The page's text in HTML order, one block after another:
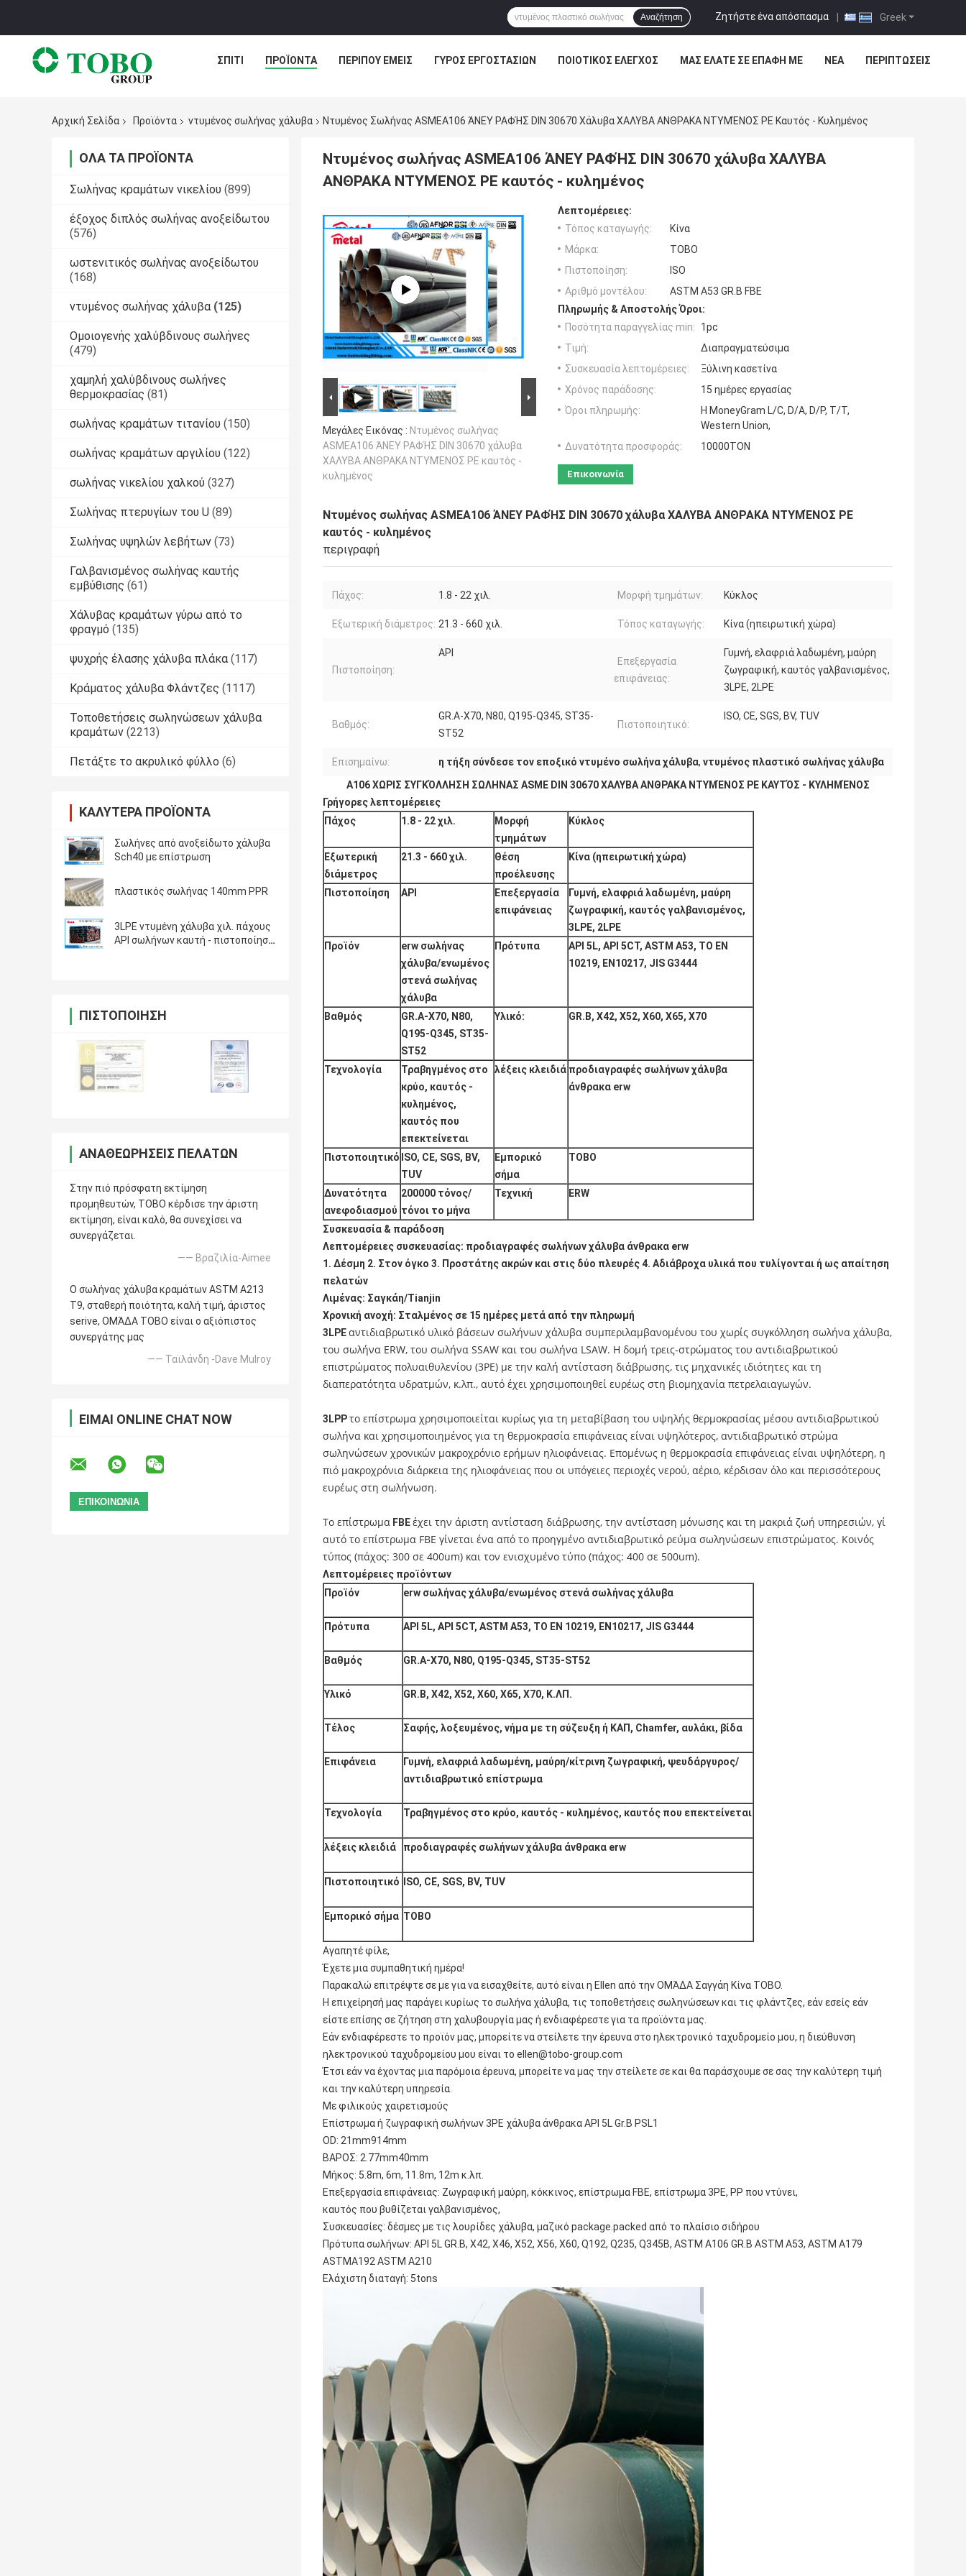
Greek
Ζητήστε ένα απόσπασμα |
Αναζήτηση
ΣΠΊΤΙ ΠΡΟΪΌΝΤΑ ΠΕΡΊΠΟΥ ΕΜΕΊΣ ΓΎΡΟΣ ΕΡΓΟΣΤΑΣΊΩΝ ΠΟΙΟΤΙΚΌΣ ΈΛΕΓΧΟΣ ΜΑΣ ΕΛΆΤΕ ΣΕ ΕΠΑΦΉ ΜΕ ΝΈΑ ΠΕΡΙΠΤΏΣΕΙΣ
Αρχική Σελίδα Προϊόντα ντυμένος σωλήνας χάλυβα Ντυμένος Σωλήνας ASMEA106 ΆΝΕΥ ΡΑΦΉΣ DIN 30670 Χάλυβα ΧΑΛΥΒΑ ΑΝΘΡΑΚΑ ΝΤΥΜΈΝΟΣ PE Καυτός - Κυλημένος
ΌΛΑ ΤΑ ΠΡΟΪΌΝΤΑ
Σωλήνας κραμάτων νικελίου (899)
έξοχος διπλός σωλήνας ανοξείδωτου
(576)
ωστενιτικός σωλήνας ανοξείδωτου
(168)
ντυμένος σωλήνας χάλυβα (125)
Ομοιογενής χαλύβδινους σωλήνες
(479)
χαμηλή χαλύβδινους σωλήνες
θερμοκρασίας (81)
σωλήνας κραμάτων τιτανίου (150)
σωλήνας κραμάτων αργιλίου (122)
σωλήνας νικελίου χαλκού (327)
Σωλήνας πτερυγίων του U (89)
Σωλήνας υψηλών λεβήτων (73)
Γαλβανισμένος σωλήνας καυτής
εμβύθισης (61)
Χάλυβας κραμάτων γύρω από το
φραγμό (135)
ψυχρής έλασης χάλυβα πλάκα (117)
Κράματος χάλυβα Φλάντζες (1117)
Τοποθετήσεις σωληνώσεων χάλυβα
κραμάτων (2213)
Πετάξτε το ακρυλικό φύλλο (6)
ΚΑΛΎΤΕΡΑ ΠΡΟΪΌΝΤΑ
Σωλήνες από ανοξείδωτο χάλυβα
Sch40 με επίστρωση
πλαστικός σωλήνας 140mm PPR
3LPE ντυμένη χάλυβα χιλ. πάχους
API σωλήνων καυτή - πιστοποίηση
ΠΙΣΤΟΠΟΊΗΣΗ
ΑΝΑΘΕΩΡΉΣΕΙΣ ΠΕΛΑΤΏΝ
Στην πιό πρόσφατη εκτίμηση
προμηθευτών, TOBO κέρδισε την άριστη
εκτίμηση, είναι καλό, θα συνεχίσει να
συνεργάζεται.
—— Βραζιλία-Aimee
Ο σωλήνας χάλυβα κραμάτων ASTM A213
T9, σταθερή ποιότητα, καλή τιμή, άριστος
serive, ΟΜΆΔΑ TOBO είναι ο αξιόπιστος
συνεργάτης μας
—— Ταϊλάνδη -Dave Mulroy
ΕΊΜΑΙ ONLINE CHAT NOW
Ντυμένος σωλήνας ASMEA106 ΆΝΕΥ ΡΑΦΉΣ DIN 30670 χάλυβα ΧΑΛΥΒΑ
ΑΝΘΡΑΚΑ ΝΤΥΜΈΝΟΣ PE καυτός - κυλημένος
Μεγάλες Εικόνας : Ντυμένος σωλήνας
ASMEA106 ΆΝΕΥ ΡΑΦΉΣ DIN 30670 χάλυβα
ΧΑΛΥΒΑ ΑΝΘΡΑΚΑ ΝΤΥΜΈΝΟΣ PE καυτός -
κυλημένος
Λεπτομέρειες:
Τόπος καταγωγής:
Κίνα
Μάρκα:
TOBO
Πιστοποίηση:
ISO
Αριθμό μοντέλου:
ASTM A53 GR.B FBE
Πληρωμής & Αποστολής Όροι:
Ποσότητα παραγγελίας min:
1pc
Τιμή:
Διαπραγματεύσιμα
Συσκευασία λεπτομέρειες:
Ξύλινη κασετίνα
Χρόνος παράδοσης:
15 ημέρες εργασίας
Όροι πληρωμής:
Η MoneyGram L/C, D/A, D/P, T/T,
Western Union,
Δυνατότητα προσφοράς:
10000TON
Επικοινωνία
Ντυμένος σωλήνας ASMEA106 ΆΝΕΥ ΡΑΦΉΣ DIN 30670 χάλυβα ΧΑΛΥΒΑ ΑΝΘΡΑΚΑ ΝΤΥΜΈΝΟΣ PE
καυτός - κυλημένος
περιγραφή
Πάχος: 1.8 - 22 χιλ. Μορφή τμημάτων: Κύκλος
Εξωτερική διάμετρος: 21.3 - 660 χιλ. Τόπος καταγωγής: Κίνα (ηπειρωτική χώρα)
Πιστοποίηση:
API
Επεξεργασία
επιφάνειας:
Γυμνή, ελαφριά λαδωμένη, μαύρη
ζωγραφική, καυτός γαλβανισμένος,
3LPE, 2LPE
Βαθμός:
GR.A-X70, N80, Q195-Q345, ST35-
ST52
Πιστοποιητικό:
ISO, CE, SGS, BV, TUV
Επισημαίνω: η τήξη σύνδεσε τον εποξικό ντυμένο σωλήνα χάλυβα, ντυμένος πλαστικό σωλήνας χάλυβα
A106 ΧΩΡΙΣ ΣΥΓΚΌΛΛΗΣΗ ΣΩΛΗΝΑΣ ASME DIN 30670 ΧΑΛΥΒΑ ΑΝΘΡΑΚΑ ΝΤΥΜΈΝΟΣ PE ΚΑΥΤΌΣ - ΚΥΛΗΜΈΝΟΣ
Γρήγορες λεπτομέρειες
Πάχος
1.8 - 22 χιλ.
Μορφή
τμημάτων
Κύκλος
Εξωτερική
διάμετρος
21.3 - 660 χιλ.
Θέση
προέλευσης
Κίνα (ηπειρωτική χώρα)
Πιστοποίηση API
Επεξεργασία
επιφάνειας
Γυμνή, ελαφριά λαδωμένη, μαύρη
ζωγραφική, καυτός γαλβανισμένος,
3LPE, 2LPE
Προϊόν
erw σωλήνας
χάλυβα/ενωμένος
στενά σωλήνας
χάλυβα
Πρότυπα
API 5L, API 5CT, ASTM A53, ΤΟ EN
10219, EN10217, JIS G3444
Βαθμός
GR.A-X70, N80,
Q195-Q345, ST35-
ST52
Υλικό: GR.B, X42, X52, X60, X65, X70
Τεχνολογία
Τραβηγμένος στο
κρύο, καυτός -
κυλημένος,
καυτός που
επεκτείνεται
λέξεις κλειδιά προδιαγραφές σωλήνων χάλυβα
άνθρακα erw
Πιστοποιητικό ISO, CE, SGS, BV,
TUV
Εμπορικό
σήμα
TOBO
Δυνατότητα
ανεφοδιασμού
200000 τόνος/
τόνοι το μήνα
Τεχνική ERW
Συσκευασία & παράδοση
Λεπτομέρειες συσκευασίας: προδιαγραφές σωλήνων χάλυβα άνθρακα erw
1. Δέσμη 2. Στον όγκο 3. Προστάτης ακρών και στις δύο πλευρές 4. Αδιάβροχα υλικά που τυλίγονται ή ως απαίτηση
πελατών
Λιμένας: Σαγκάη/Tianjin
Χρονική ανοχή: Σταλμένος σε 15 ημέρες μετά από την πληρωμή
3LPEαντιδιαβρωτικό υλικό βάσεων σωλήνων χάλυβα συμπεριλαμβανομένου του χωρίς συγκόλληση σωλήνα χάλυβα,
του σωλήνα ERW, του σωλήνα SSAW και του σωλήνα LSAW. Η δομή τρεις-στρώματος του αντιδιαβρωτικού
επιστρώματος πολυαιθυλενίου (3PE) με την καλή αντίσταση διάβρωσης, τις μηχανικές ιδιότητες και τη
διαπερατότητα υδρατμών, κ.λπ., αυτό έχει χρησιμοποιηθεί ευρέως στη βιομηχανία πετρελαιαγωγών.
3LPPτο επίστρωμα χρησιμοποιείται κυρίως για τη μεταβίβαση του υψηλής θερμοκρασίας μέσου αντιδιαβρωτικού
σωλήνα και χρησιμοποιημένος για τη θερμοκρασία επιφάνειας είναι υψηλότερος, αντιδιαβρωτικό στρώμα
σωληνώσεων χρονικών μακροχρόνιο ερήμων ηλιοφάνειας. Επομένως η θερμοκρασία επιφάνειας είναι υψηλότερη, η
πιό μακροχρόνια διάρκεια της ηλιοφάνειας που οι υπόγειες περιοχές νερού, αέριο, κέρδισαν όλο και περισσότερους
ευρέως στη σωλήνωση.
Το επίστρωμα FBEέχει την άριστη αντίσταση διάβρωσης, την αντίσταση μόνωσης και τη μακριά ζωή υπηρεσιών, γί
αυτό το επίστρωμα FBE γίνεται ένα από το προηγμένο αντιδιαβρωτικό ρεύμα σωληνώσεων επιστρώματος. Κοινός
τύπος (πάχος: 300 σε 400um) και τον ενισχυμένο τύπο (πάχος: 400 σε 500um).
Λεπτομέρειες προϊόντων
Προϊόν
erw σωλήνας χάλυβα/ενωμένος στενά σωλήνας χάλυβα
Πρότυπα API 5L, API 5CT, ASTM A53, ΤΟ EN 10219, EN10217, JIS G3444
Βαθμός GR.A-X70, N80, Q195-Q345, ST35-ST52
Υλικό GR.B, X42, X52, X60, X65, X70, Κ.ΛΠ.
Τέλος Σαφής, λοξευμένος, νήμα με τη σύζευξη ή ΚΑΠ, Chamfer, αυλάκι, βίδα
Επιφάνεια
Γυμνή, ελαφριά λαδωμένη, μαύρη/κίτρινη ζωγραφική, ψευδάργυρος/
αντιδιαβρωτικό επίστρωμα
Τεχνολογία Τραβηγμένος στο κρύο, καυτός - κυλημένος, καυτός που επεκτείνεται
λέξεις κλειδιά προδιαγραφές σωλήνων χάλυβα άνθρακα erw
Πιστοποιητικό ISO, CE, SGS, BV, TUV
Εμπορικό σήμα TOBO
Αγαπητέ φίλε,
Έχετε μια συμπαθητική ημέρα!
Παρακαλώ επιτρέψτε σε με για να εισαχθείτε, αυτό είναι η Ellen από την ΟΜΆΔΑ Σαγγάη Κίνα TOBO.
Η επιχείρησή μας παράγει κυρίως το σωλήνα χάλυβα, τις τοποθετήσεις σωληνώσεων και τις φλάντζες, εάν εσείς εάν
είστε επίσης σε ζήτηση στη χαλυβουργία μας ή ενδιαφέρεστε για τα προϊόντα μας.
Εάν ενδιαφέρεστε το προϊόν μας, μπορείτε να στείλετε την έρευνα στο ηλεκτρονικό ταχυδρομείο μου, η διεύθυνση
ηλεκτρονικού ταχυδρομείου μου είναι το ellen@tobo-group.com
Έτσι εάν να έχοντας μια παρόμοια έρευνα, μπορείτε να μας την στείλετε σε και θα παράσχουμε σε σας την καλύτερη τιμή
και την καλύτερη υπηρεσία.
Με φιλικούς χαιρετισμούς
Επίστρωμα ή ζωγραφική σωλήνων 3PE χάλυβα άνθρακα API 5L Gr.B PSL1
OD: 21mm914mm
ΒΑΡΟΣ: 2.77mm40mm
Μήκος: 5.8m, 6m, 11.8m, 12m κ.λπ.
Επεξεργασία επιφάνειας: Ζωγραφική μαύρη, κόκκινος, επίστρωμα FBE, επίστρωμα 3PE, PP που ντύνει,
καυτός που βυθίζεται γαλβανισμένος,
Συσκευασίες: δέσμες με τις λουρίδες χάλυβα, μαζικό package.packed από το πλαίσιο σιδήρου
Πρότυπα σωλήνων: API 5L GR.B, X42, X46, X52, X56, X60, Q192, Q235, Q345B, ASTM A106 GR.B ASTM A53, ASTM A179
ASTMA192 ASTM A210
Ελάχιστη διαταγή: 5tons